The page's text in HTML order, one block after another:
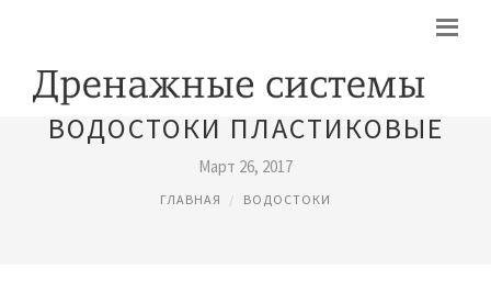
ВОДОСТОКИ ПЛАСТИКОВЫЕ
Март 26, 2017
ГЛАВНАЯ ВОДОСТОКИ